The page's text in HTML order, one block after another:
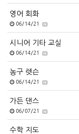
영어 회화
06/14/21
시니어 기타 교실
06/14/21
농구 렛슨
06/14/21
가든 댄스
06/07/21
수학 지도